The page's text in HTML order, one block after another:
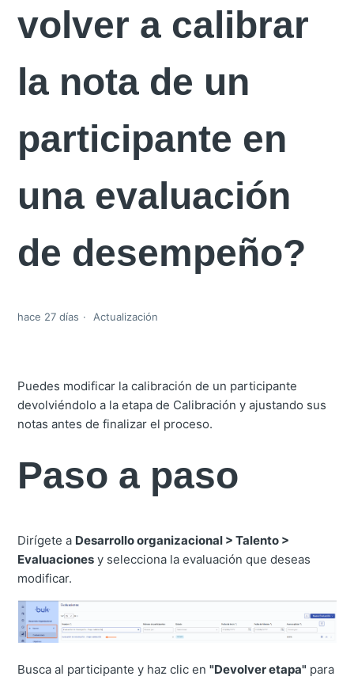
volver a calibrar
la nota de un
participante en
una evaluación
de desempeño?
hace 27 días Actualización
Puedes modificar la calibración de un participante
devolviéndolo a la etapa de Calibración y ajustando sus
notas antes de finalizar el proceso.
Paso a paso
Dirígete a Desarrollo organizacional > Talento >
Evaluaciones y selecciona la evaluación que deseas
modificar.
Busca al participante y haz clic en"Devolver etapa" para